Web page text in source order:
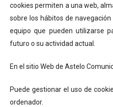
cookies permiten a una web,
sobre los hábitos de
equipo que pueden utilizarse
futuro o su actividad actual.
En el sitio Web de Astelo
Puede gestionar el uso de
ordenador.